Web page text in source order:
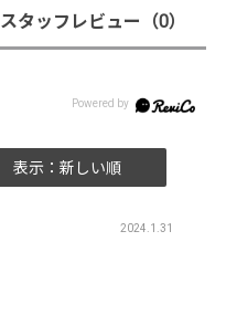
スタッフレビュー （0）
表示：新しい順
2024.1.31